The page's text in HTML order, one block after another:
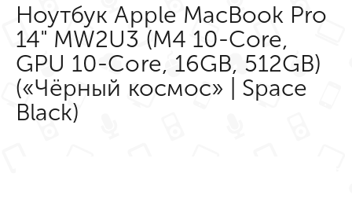
Ноутбук Apple MacBook Pro
14" MW2U3 (M4 10-Core,
GPU 10-Core, 16GB, 512GB)
(«Чёрный космос» | Space
Black)